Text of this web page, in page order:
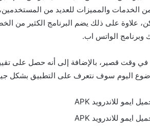
من الخدمات والمميزات للعديد من
على ذلك يضم البرنامج الكثير من
وبرنامج الواتس اب.
في وقت قصير، بالإضافة إلى أنه حصل على
اليوم سوف نتعرف على التطبيق بشكل